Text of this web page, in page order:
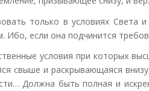
только в условиях Света
Ибо, если она подчинится
условия при которых
свыше и раскрывающаяся
Должна быть полная и